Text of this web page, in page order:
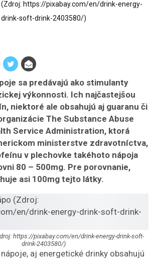
(Zdroj: https://pixabay.com/en/drink-energy-
drink-soft-drink-2403580/)
sa predávajú ako stimulanty
výkonnosti. Ich najčastejšou
niektoré ale obsahujú aj guaranu či
The Substance Abuse
Service Administration, ktorá
ministerstve zdravotníctva,
v plechovke takéhoto nápoja
80 – 500mg. Pre porovnanie,
asi 100mg tejto látky.
https://pixabay.com/en/drink-energy-drink-soft-
drink-2403580/)
aj energetické drinky obsahujú